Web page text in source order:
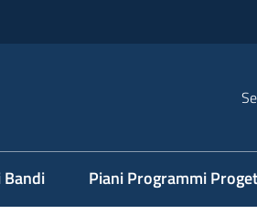
Bandi Piani Programmi